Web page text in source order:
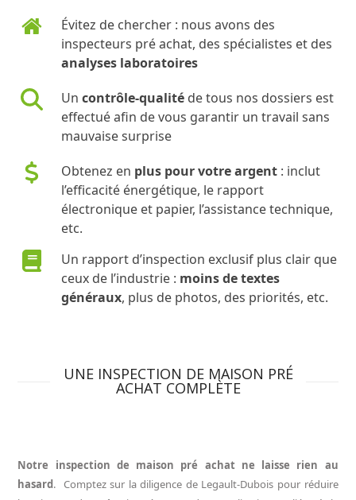
Évitez de chercher : nous avons des
inspecteurs pré achat, des spécialistes et des
analyses laboratoires
Uncontrôle-qualité de tous nos dossiers est
effectué afin de vous garantir un travail sans
mauvaise surprise
Obtenez en plus pour votre argent : inclut
l’efficacité énergétique, le rapport
électronique et papier, l’assistance technique,
etc.
Un rapport d’inspection exclusif plus clair que
ceux de l’industrie : moins de textes
généraux, plus de photos, des priorités, etc.
UNE INSPECTION DE MAISON PRÉ
ACHAT COMPLÈTE
Notre inspection de maison pré achat ne laisse rien au
hasard. Comptez sur la diligence de Legault-Dubois pour réduire